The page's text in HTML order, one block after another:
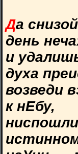
Да
день
и
духа
возведи
к нЕбу,